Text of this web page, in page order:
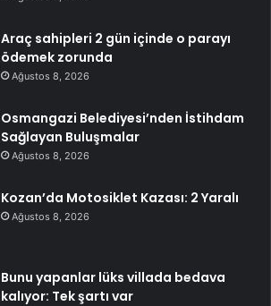
Araç sahipleri 2 gün içinde o parayı
ödemek zorunda
Ağustos 8, 2026
Osmangazi Belediyesi’nden İstihdam
Sağlayan Buluşmalar
Ağustos 8, 2026
Kozan’da Motosiklet Kazası: 2 Yaralı
Ağustos 8, 2026
Bunu yapanlar lüks villada bedava
kalıyor: Tek şartı var